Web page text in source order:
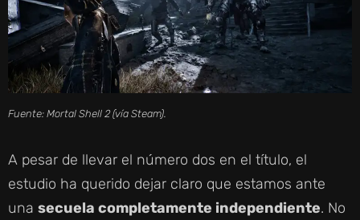
Fuente: Mortal Shell 2 (vía Steam).
A pesar de llevar el número dos en el título, el
estudio ha querido dejar claro que estamos ante
una secuela completamente independiente. No